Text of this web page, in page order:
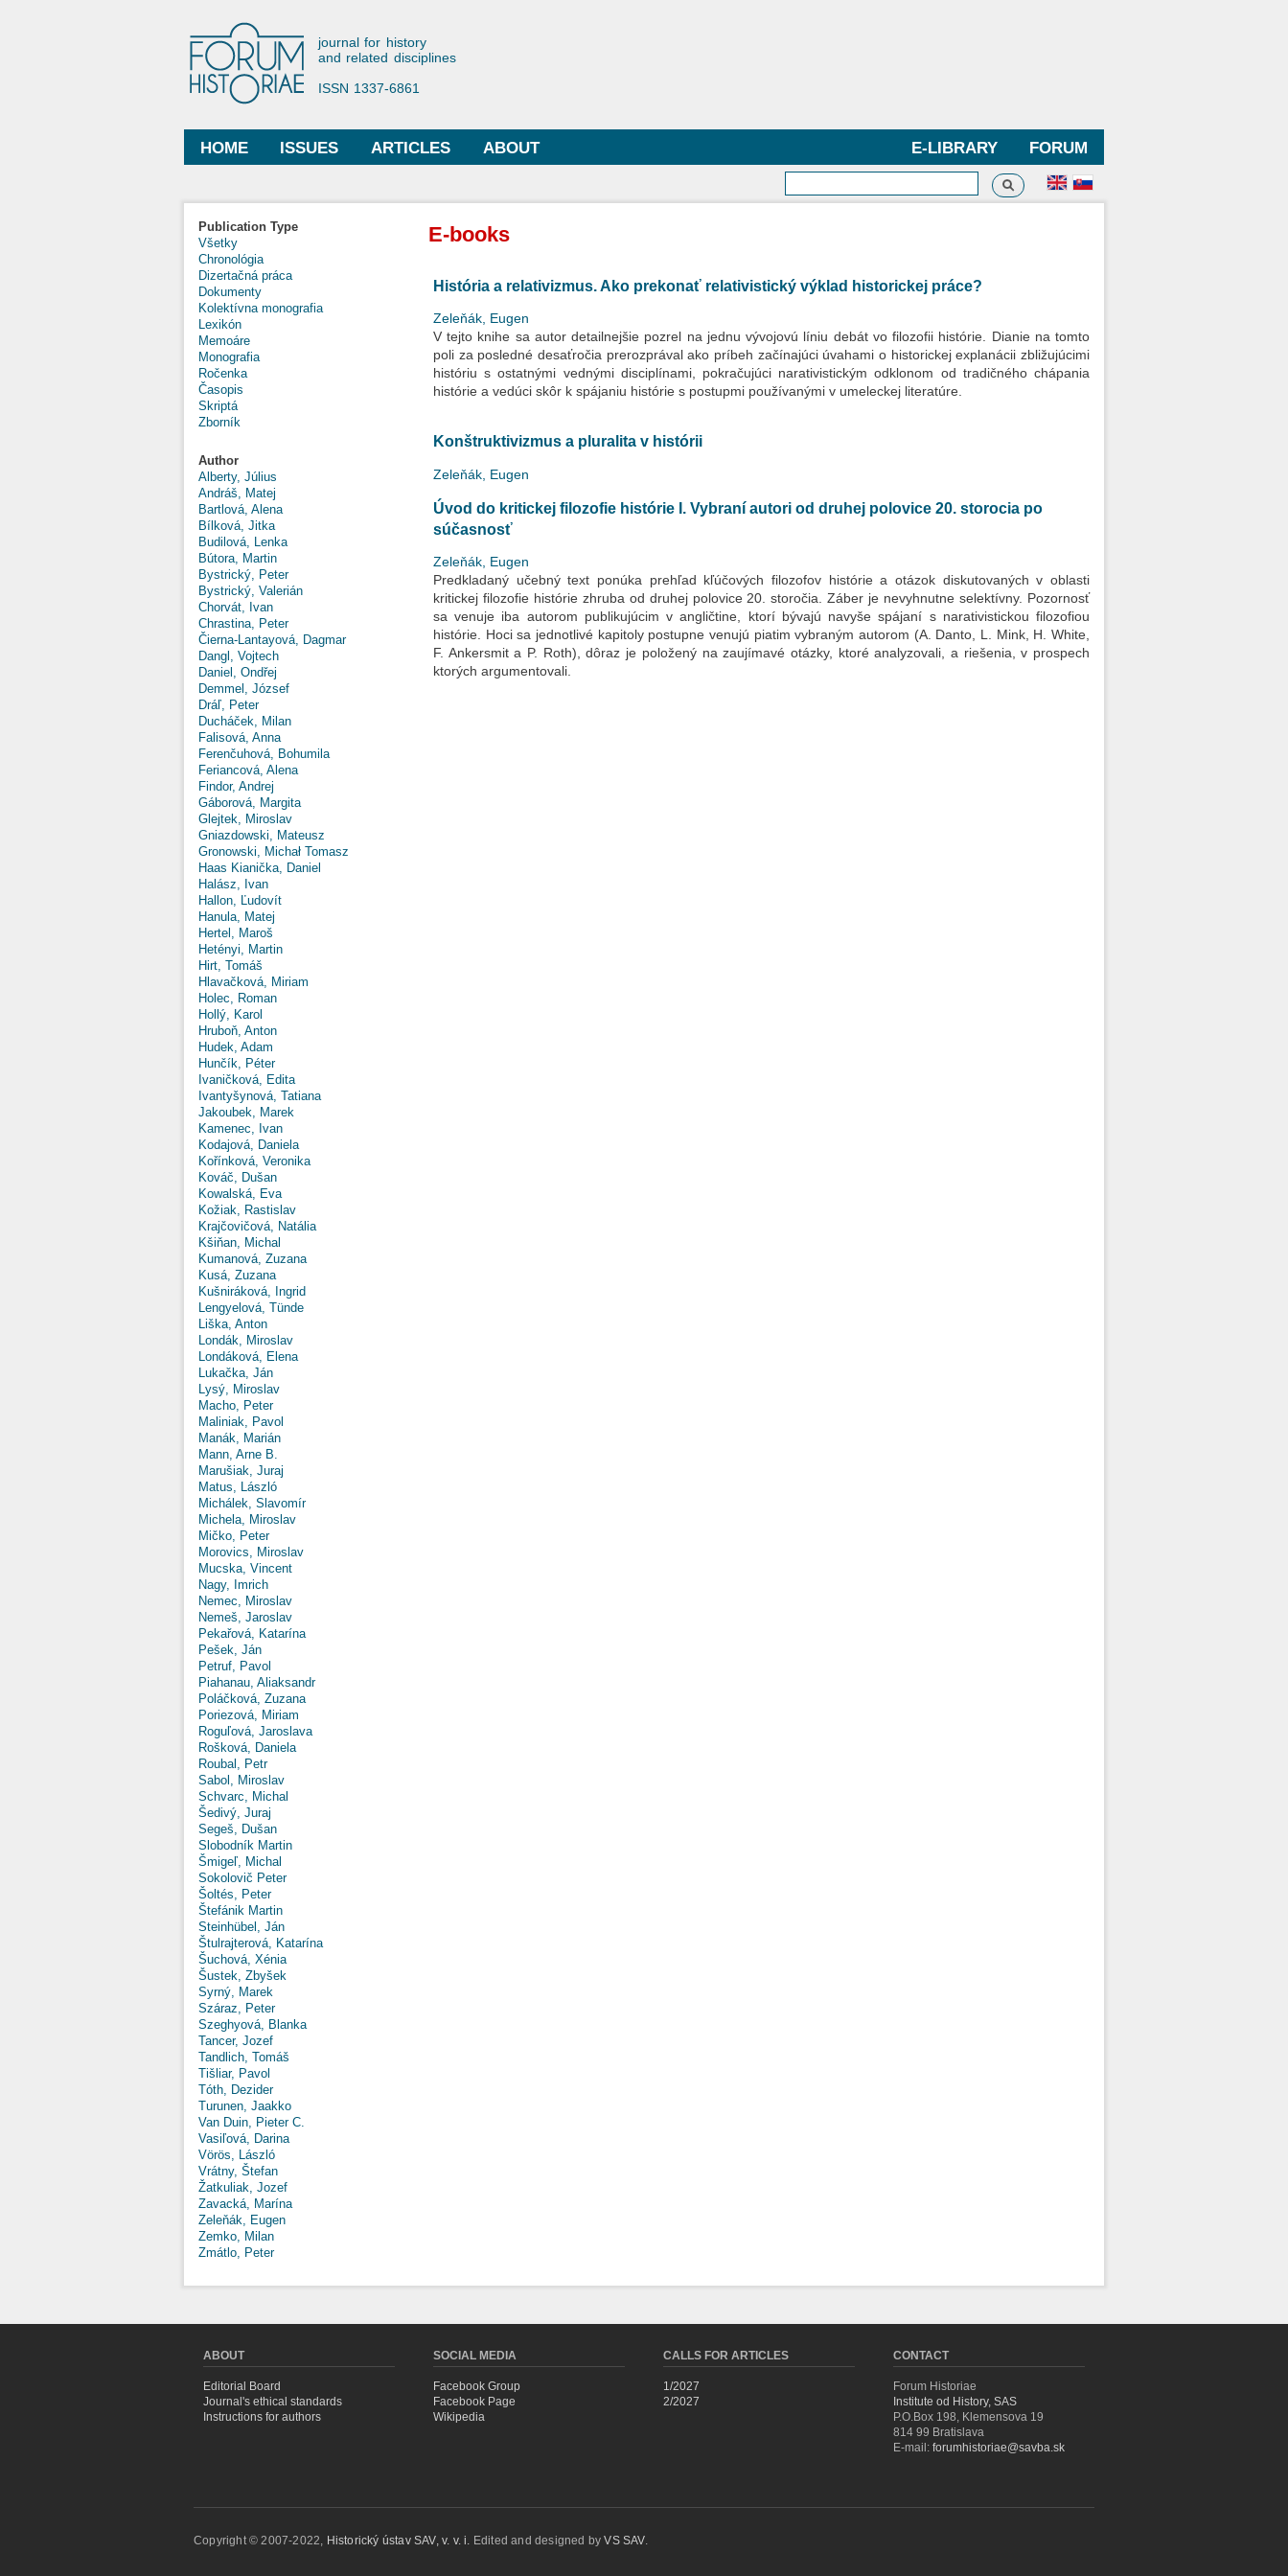
Forum Historiae
journal for history
and related disciplines
ISSN 1337-6861
Main menu
HOME ISSUES ARTICLES FORUM
E-LIBRARY
ABOUT
Search form
Search
Publication Type
Všetky
Chronológia
Dizertačná práca
Dokumenty
Kolektívna monografia
Lexikón
Memoáre
Monografia
Ročenka
Časopis
Skriptá
Zborník
Author
Alberty, Július
Andráš, Matej
Bartlová, Alena
Bílková, Jitka
Budilová, Lenka
Bútora, Martin
Bystrický, Peter
Bystrický, Valerián
Chorvát, Ivan
Chrastina, Peter
Čierna-Lantayová, Dagmar
Dangl, Vojtech
Daniel, Ondřej
Demmel, József
Dráľ, Peter
Ducháček, Milan
Falisová, Anna
Ferenčuhová, Bohumila
Feriancová, Alena
Findor, Andrej
Gáborová, Margita
Glejtek, Miroslav
Gniazdowski, Mateusz
Gronowski, Michał Tomasz
Haas Kianička, Daniel
Halász, Ivan
Hallon, Ľudovít
Hanula, Matej
Hertel, Maroš
Hetényi, Martin
Hirt, Tomáš
Hlavačková, Miriam
Holec, Roman
Hollý, Karol
Hruboň, Anton
Hudek, Adam
Hunčík, Péter
Ivaničková, Edita
Ivantyšynová, Tatiana
Jakoubek, Marek
Kamenec, Ivan
Kodajová, Daniela
Kořínková, Veronika
Kováč, Dušan
Kowalská, Eva
Kožiak, Rastislav
Krajčovičová, Natália
Kšiňan, Michal
Kumanová, Zuzana
Kusá, Zuzana
Kušniráková, Ingrid
Lengyelová, Tünde
Liška, Anton
Londák, Miroslav
Londáková, Elena
Lukačka, Ján
Lysý, Miroslav
Macho, Peter
Maliniak, Pavol
Manák, Marián
Mann, Arne B.
Marušiak, Juraj
Matus, László
Michálek, Slavomír
Michela, Miroslav
Mičko, Peter
Morovics, Miroslav
Mucska, Vincent
Nagy, Imrich
Nemec, Miroslav
Nemeš, Jaroslav
Pekařová, Katarína
Pešek, Ján
Petruf, Pavol
Piahanau, Aliaksandr
Poláčková, Zuzana
Poriezová, Miriam
Roguľová, Jaroslava
Rošková, Daniela
Roubal, Petr
Sabol, Miroslav
Schvarc, Michal
Šedivý, Juraj
Segeš, Dušan
Slobodník Martin
Šmigeľ, Michal
Sokolovič Peter
Šoltés, Peter
Štefánik Martin
Steinhübel, Ján
Štulrajterová, Katarína
Šuchová, Xénia
Šustek, Zbyšek
Syrný, Marek
Száraz, Peter
Szeghyová, Blanka
Tancer, Jozef
Tandlich, Tomáš
Tišliar, Pavol
Tóth, Dezider
Turunen, Jaakko
Van Duin, Pieter C.
Vasiľová, Darina
Vörös, László
Vrátny, Štefan
Žatkuliak, Jozef
Zavacká, Marína
Zeleňák, Eugen
Zemko, Milan
Zmátlo, Peter
E-books
História a relativizmus. Ako prekonať relativistický výklad historickej práce?
Zeleňák, Eugen
V tejto knihe sa autor detailnejšie pozrel na jednu vývojovú líniu debát vo filozofii histórie. Dianie na tomto
poli za posledné desaťročia prerozprával ako príbeh začínajúci úvahami o historickej explanácii zbližujúcimi
históriu s ostatnými vednými disciplínami, pokračujúci narativistickým odklonom od tradičného chápania
histórie a vedúci skôr k spájaniu histórie s postupmi používanými v umeleckej literatúre.
Konštruktivizmus a pluralita v histórii
Zeleňák, Eugen
Úvod do kritickej filozofie histórie I. Vybraní autori od druhej polovice 20. storocia po
súčasnosť
Zeleňák, Eugen
Predkladaný učebný text ponúka prehľad kľúčových filozofov histórie a otázok diskutovaných v oblasti
kritickej filozofie histórie zhruba od druhej polovice 20. storočia. Záber je nevyhnutne selektívny. Pozornosť
sa venuje iba autorom publikujúcim v angličtine, ktorí bývajú navyše spájaní s narativistickou filozofiou
histórie. Hoci sa jednotlivé kapitoly postupne venujú piatim vybraným autorom (A. Danto, L. Mink, H. White,
F. Ankersmit a P. Roth), dôraz je položený na zaujímavé otázky, ktoré analyzovali, a riešenia, v prospech
ktorých argumentovali.
ABOUT
Editorial Board
Journal's ethical standards
Instructions for authors
SOCIAL MEDIA
Facebook Group
Facebook Page
Wikipedia
CALLS FOR ARTICLES
1/2027
2/2027
CONTACT
Forum Historiae
Institute od History, SAS
P.O.Box 198, Klemensova 19
814 99 Bratislava
E-mail: forumhistoriae@savba.sk
Copyright © 2007-2022, Historický ústav SAV, v. v. i. Edited and designed byVS SAV.